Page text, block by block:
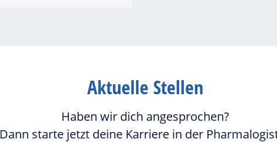
Aktuelle Stellen
Haben wir dich angesprochen?
Dann starte jetzt deine Karriere in der